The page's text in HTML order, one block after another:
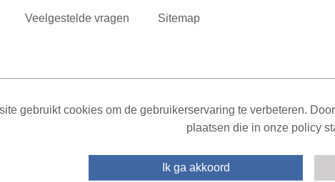
Veelgestelde vragen Sitemap
gebruikt cookies om de gebruikerservaring te verbeteren.
plaatsen die in onze policy
Ik ga akkoord